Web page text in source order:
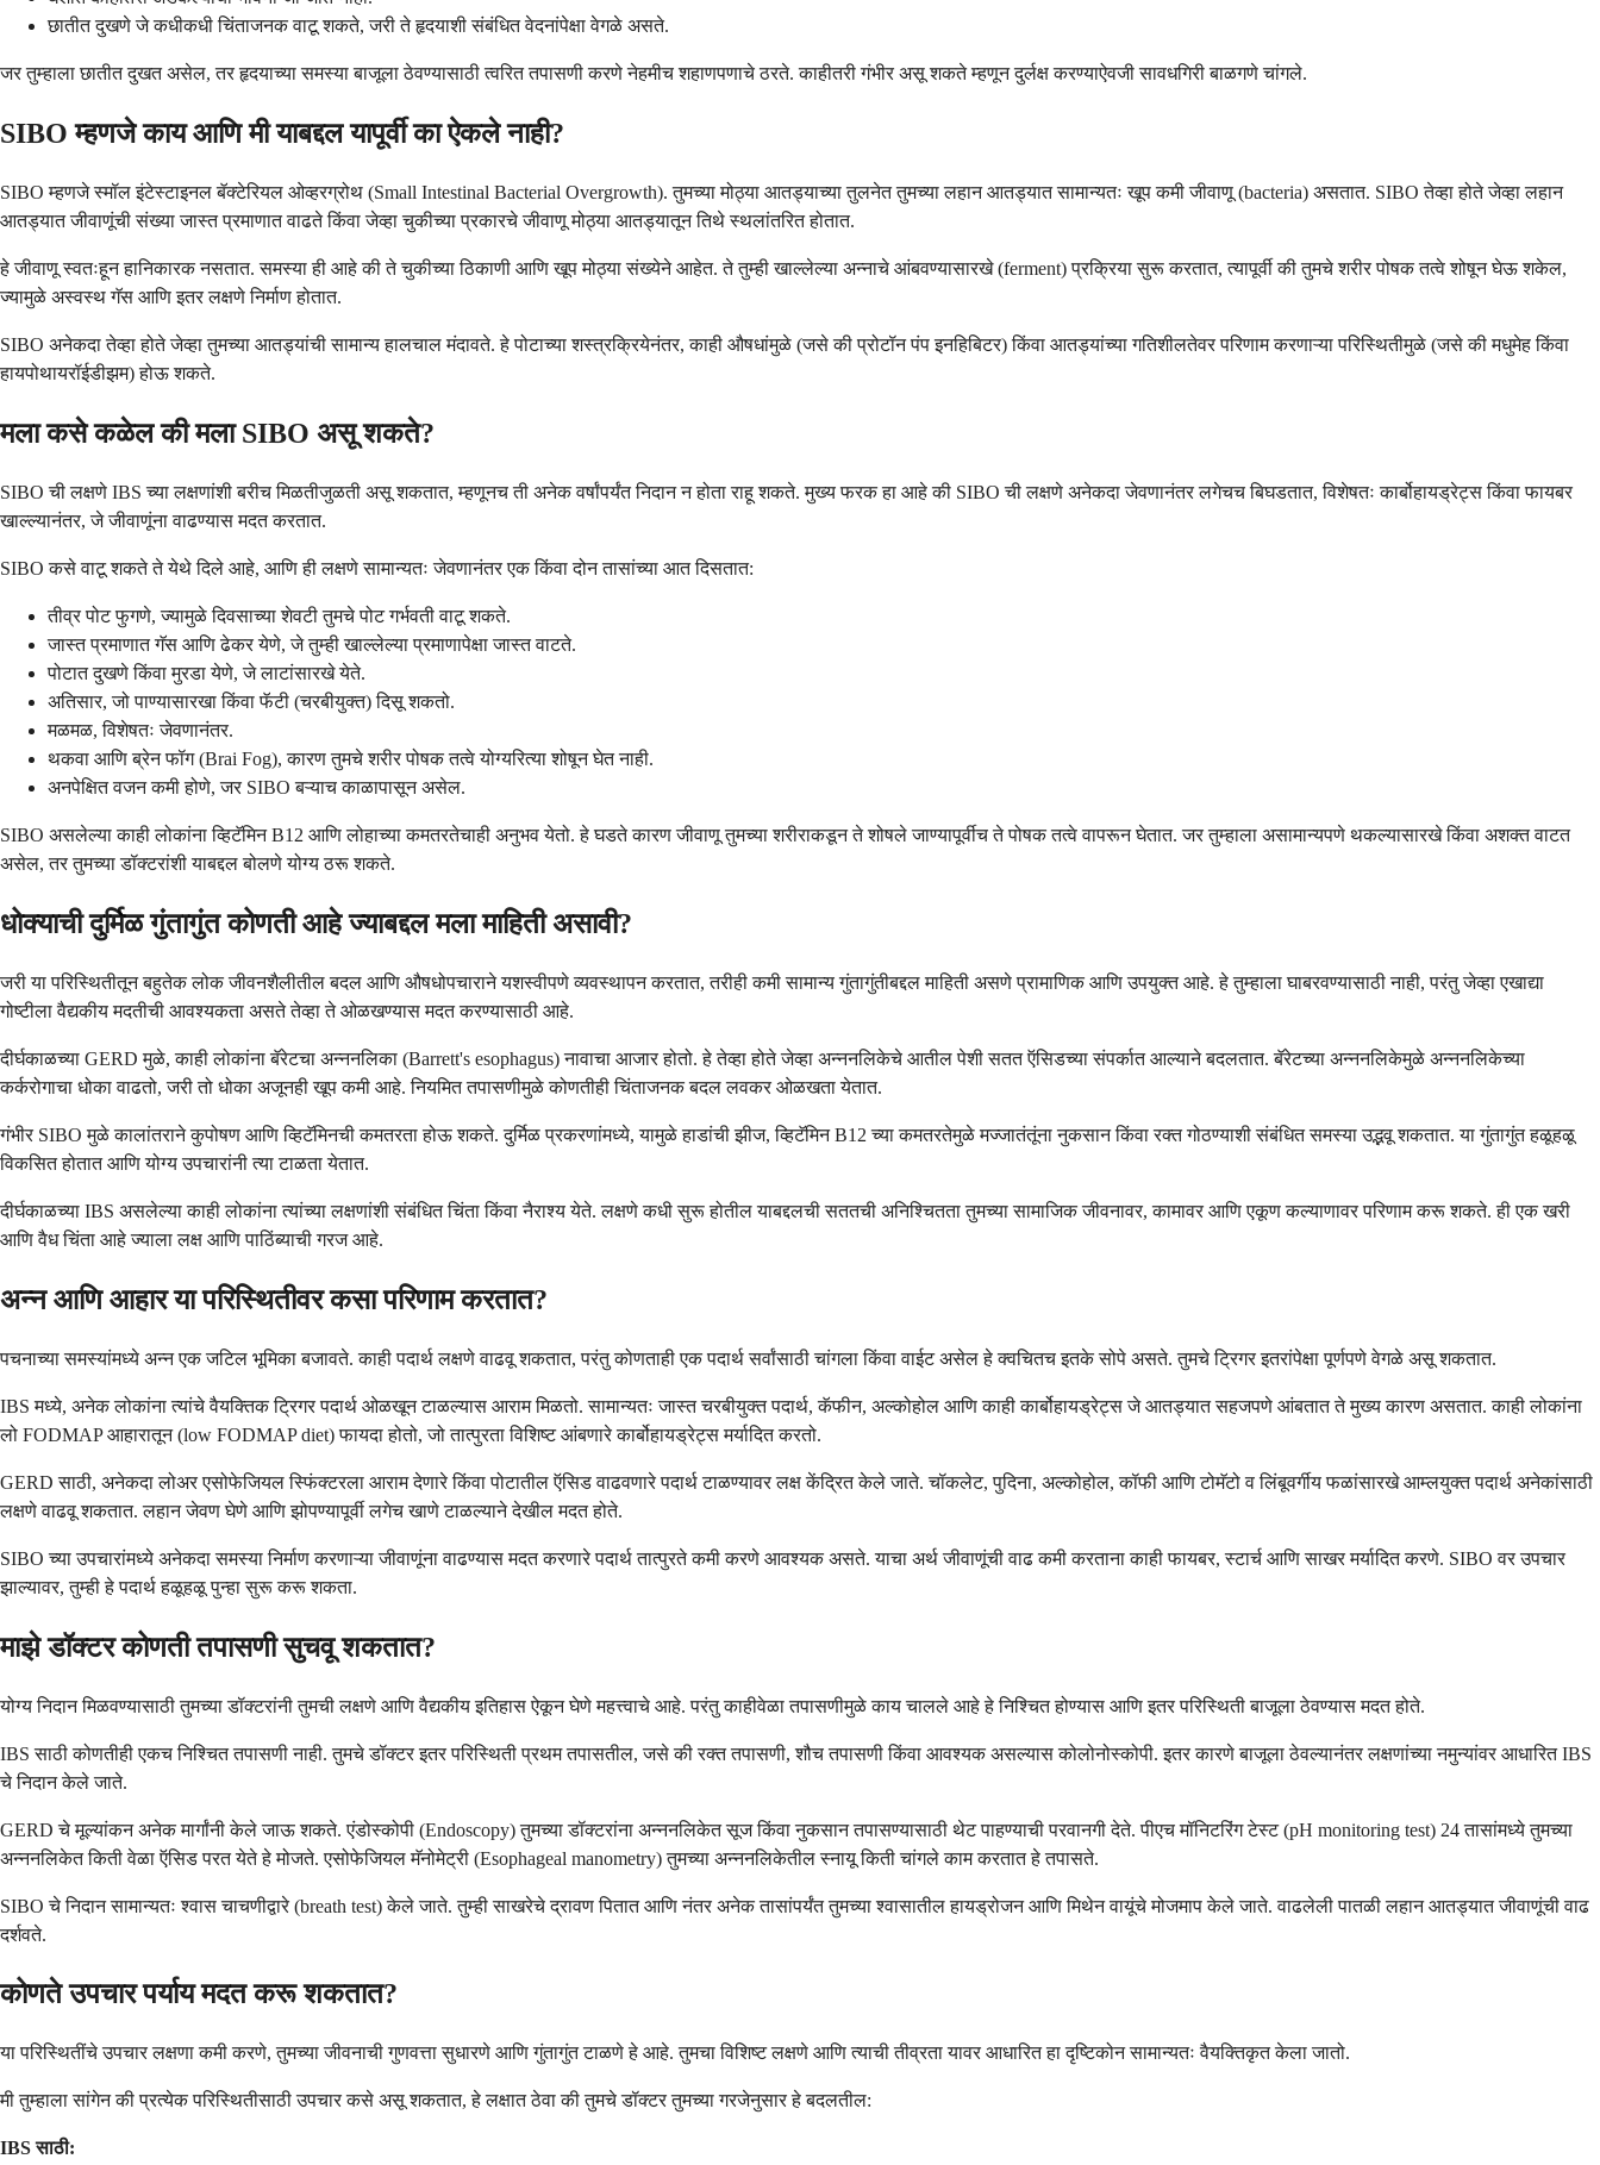
छातीत दुखणे जे कधीकधी चिंताजनक वाटू शकते, जरी ते हृदयाशी संबंधित वेदनांपेक्षा वेगळे असते.
जर तुम्हाला छातीत दुखत असेल, तर हृदयाच्या समस्या बाजूला ठेवण्यासाठी त्वरित तपासणी करणे नेहमीच शहाणपणाचे ठरते. काहीतरी गंभीर असू शकते म्हणून दुर्लक्ष करण्याऐवजी सावधगिरी बाळगणे चांगले.
SIBO म्हणजे काय आणि मी याबद्दल यापूर्वी का ऐकले नाही?
SIBO म्हणजे स्मॉल इंटेस्टाइनल बॅक्टेरियल ओव्हरग्रोथ (Small Intestinal Bacterial Overgrowth). तुमच्या मोठ्या आतड्याच्या तुलनेत तुमच्या लहान आतड्यात सामान्यतः खूप कमी जीवाणू (bacteria) असतात. SIBO तेव्हा होते जेव्हा लहान
आतड्यात जीवाणूंची संख्या जास्त प्रमाणात वाढते किंवा जेव्हा चुकीच्या प्रकारचे जीवाणू मोठ्या आतड्यातून तिथे स्थलांतरित होतात.
हे जीवाणू स्वतःहून हानिकारक नसतात. समस्या ही आहे की ते चुकीच्या ठिकाणी आणि खूप मोठ्या संख्येने आहेत. ते तुम्ही खाल्लेल्या अन्नाचे आंबवण्यासारखे (ferment) प्रक्रिया सुरू करतात, त्यापूर्वी की तुमचे शरीर पोषक तत्वे शोषून घेऊ शकेल,
ज्यामुळे अस्वस्थ गॅस आणि इतर लक्षणे निर्माण होतात.
SIBO अनेकदा तेव्हा होते जेव्हा तुमच्या आतड्यांची सामान्य हालचाल मंदावते. हे पोटाच्या शस्त्रक्रियेनंतर, काही औषधांमुळे (जसे की प्रोटॉन पंप इनहिबिटर) किंवा आतड्यांच्या गतिशीलतेवर परिणाम करणाऱ्या परिस्थितीमुळे (जसे की मधुमेह किंवा
हायपोथायरॉईडीझम) होऊ शकते.
मला कसे कळेल की मला SIBO असू शकते?
SIBO ची लक्षणे IBS च्या लक्षणांशी बरीच मिळतीजुळती असू शकतात, म्हणूनच ती अनेक वर्षांपर्यंत निदान न होता राहू शकते. मुख्य फरक हा आहे की SIBO ची लक्षणे अनेकदा जेवणानंतर लगेचच बिघडतात, विशेषतः कार्बोहायड्रेट्स किंवा फायबर
खाल्ल्यानंतर, जे जीवाणूंना वाढण्यास मदत करतात.
SIBO कसे वाटू शकते ते येथे दिले आहे, आणि ही लक्षणे सामान्यतः जेवणानंतर एक किंवा दोन तासांच्या आत दिसतात:
तीव्र पोट फुगणे, ज्यामुळे दिवसाच्या शेवटी तुमचे पोट गर्भवती वाटू शकते.
जास्त प्रमाणात गॅस आणि ढेकर येणे, जे तुम्ही खाल्लेल्या प्रमाणापेक्षा जास्त वाटते.
पोटात दुखणे किंवा मुरडा येणे, जे लाटांसारखे येते.
अतिसार, जो पाण्यासारखा किंवा फॅटी (चरबीयुक्त) दिसू शकतो.
मळमळ, विशेषतः जेवणानंतर.
थकवा आणि ब्रेन फॉग (Brai Fog), कारण तुमचे शरीर पोषक तत्वे योग्यरित्या शोषून घेत नाही.
अनपेक्षित वजन कमी होणे, जर SIBO बऱ्याच काळापासून असेल.
SIBO असलेल्या काही लोकांना व्हिटॅमिन B12 आणि लोहाच्या कमतरतेचाही अनुभव येतो. हे घडते कारण जीवाणू तुमच्या शरीराकडून ते शोषले जाण्यापूर्वीच ते पोषक तत्वे वापरून घेतात. जर तुम्हाला असामान्यपणे थकल्यासारखे किंवा अशक्त वाटत
असेल, तर तुमच्या डॉक्टरांशी याबद्दल बोलणे योग्य ठरू शकते.
धोक्याची दुर्मिळ गुंतागुंत कोणती आहे ज्याबद्दल मला माहिती असावी?
जरी या परिस्थितीतून बहुतेक लोक जीवनशैलीतील बदल आणि औषधोपचाराने यशस्वीपणे व्यवस्थापन करतात, तरीही कमी सामान्य गुंतागुंतीबद्दल माहिती असणे प्रामाणिक आणि उपयुक्त आहे. हे तुम्हाला घाबरवण्यासाठी नाही, परंतु जेव्हा एखाद्या
गोष्टीला वैद्यकीय मदतीची आवश्यकता असते तेव्हा ते ओळखण्यास मदत करण्यासाठी आहे.
दीर्घकाळच्या GERD मुळे, काही लोकांना बॅरेटचा अन्ननलिका (Barrett's esophagus) नावाचा आजार होतो. हे तेव्हा होते जेव्हा अन्ननलिकेचे आतील पेशी सतत ऍसिडच्या संपर्कात आल्याने बदलतात. बॅरेटच्या अन्ननलिकेमुळे अन्ननलिकेच्या
कर्करोगाचा धोका वाढतो, जरी तो धोका अजूनही खूप कमी आहे. नियमित तपासणीमुळे कोणतीही चिंताजनक बदल लवकर ओळखता येतात.
गंभीर SIBO मुळे कालांतराने कुपोषण आणि व्हिटॅमिनची कमतरता होऊ शकते. दुर्मिळ प्रकरणांमध्ये, यामुळे हाडांची झीज, व्हिटॅमिन B12 च्या कमतरतेमुळे मज्जातंतूंना नुकसान किंवा रक्त गोठण्याशी संबंधित समस्या उद्भवू शकतात. या गुंतागुंत हळूहळू
विकसित होतात आणि योग्य उपचारांनी त्या टाळता येतात.
दीर्घकाळच्या IBS असलेल्या काही लोकांना त्यांच्या लक्षणांशी संबंधित चिंता किंवा नैराश्य येते. लक्षणे कधी सुरू होतील याबद्दलची सततची अनिश्चितता तुमच्या सामाजिक जीवनावर, कामावर आणि एकूण कल्याणावर परिणाम करू शकते. ही एक खरी
आणि वैध चिंता आहे ज्याला लक्ष आणि पाठिंब्याची गरज आहे.
अन्न आणि आहार या परिस्थितीवर कसा परिणाम करतात?
पचनाच्या समस्यांमध्ये अन्न एक जटिल भूमिका बजावते. काही पदार्थ लक्षणे वाढवू शकतात, परंतु कोणताही एक पदार्थ सर्वांसाठी चांगला किंवा वाईट असेल हे क्वचितच इतके सोपे असते. तुमचे ट्रिगर इतरांपेक्षा पूर्णपणे वेगळे असू शकतात.
IBS मध्ये, अनेक लोकांना त्यांचे वैयक्तिक ट्रिगर पदार्थ ओळखून टाळल्यास आराम मिळतो. सामान्यतः जास्त चरबीयुक्त पदार्थ, कॅफीन, अल्कोहोल आणि काही कार्बोहायड्रेट्स जे आतड्यात सहजपणे आंबतात ते मुख्य कारण असतात. काही लोकांना
लो FODMAP आहारातून (low FODMAP diet) फायदा होतो, जो तात्पुरता विशिष्ट आंबणारे कार्बोहायड्रेट्स मर्यादित करतो.
GERD साठी, अनेकदा लोअर एसोफेजियल स्फिंक्टरला आराम देणारे किंवा पोटातील ऍसिड वाढवणारे पदार्थ टाळण्यावर लक्ष केंद्रित केले जाते. चॉकलेट, पुदिना, अल्कोहोल, कॉफी आणि टोमॅटो व लिंबूवर्गीय फळांसारखे आम्लयुक्त पदार्थ अनेकांसाठी
लक्षणे वाढवू शकतात. लहान जेवण घेणे आणि झोपण्यापूर्वी लगेच खाणे टाळल्याने देखील मदत होते.
SIBO च्या उपचारांमध्ये अनेकदा समस्या निर्माण करणाऱ्या जीवाणूंना वाढण्यास मदत करणारे पदार्थ तात्पुरते कमी करणे आवश्यक असते. याचा अर्थ जीवाणूंची वाढ कमी करताना काही फायबर, स्टार्च आणि साखर मर्यादित करणे. SIBO वर उपचार
झाल्यावर, तुम्ही हे पदार्थ हळूहळू पुन्हा सुरू करू शकता.
माझे डॉक्टर कोणती तपासणी सुचवू शकतात?
योग्य निदान मिळवण्यासाठी तुमच्या डॉक्टरांनी तुमची लक्षणे आणि वैद्यकीय इतिहास ऐकून घेणे महत्त्वाचे आहे. परंतु काहीवेळा तपासणीमुळे काय चालले आहे हे निश्चित होण्यास आणि इतर परिस्थिती बाजूला ठेवण्यास मदत होते.
IBS साठी कोणतीही एकच निश्चित तपासणी नाही. तुमचे डॉक्टर इतर परिस्थिती प्रथम तपासतील, जसे की रक्त तपासणी, शौच तपासणी किंवा आवश्यक असल्यास कोलोनोस्कोपी. इतर कारणे बाजूला ठेवल्यानंतर लक्षणांच्या नमुन्यांवर आधारित IBS
चे निदान केले जाते.
GERD चे मूल्यांकन अनेक मार्गांनी केले जाऊ शकते. एंडोस्कोपी (Endoscopy) तुमच्या डॉक्टरांना अन्ननलिकेत सूज किंवा नुकसान तपासण्यासाठी थेट पाहण्याची परवानगी देते. पीएच मॉनिटरिंग टेस्ट (pH monitoring test) 24 तासांमध्ये तुमच्या
अन्ननलिकेत किती वेळा ऍसिड परत येते हे मोजते. एसोफेजियल मॅनोमेट्री (Esophageal manometry) तुमच्या अन्ननलिकेतील स्नायू किती चांगले काम करतात हे तपासते.
SIBO चे निदान सामान्यतः श्वास चाचणीद्वारे (breath test) केले जाते. तुम्ही साखरेचे द्रावण पितात आणि नंतर अनेक तासांपर्यंत तुमच्या श्वासातील हायड्रोजन आणि मिथेन वायूंचे मोजमाप केले जाते. वाढलेली पातळी लहान आतड्यात जीवाणूंची वाढ
दर्शवते.
कोणते उपचार पर्याय मदत करू शकतात?
या परिस्थितींचे उपचार लक्षणा कमी करणे, तुमच्या जीवनाची गुणवत्ता सुधारणे आणि गुंतागुंत टाळणे हे आहे. तुमचा विशिष्ट लक्षणे आणि त्याची तीव्रता यावर आधारित हा दृष्टिकोन सामान्यतः वैयक्तिकृत केला जातो.
मी तुम्हाला सांगेन की प्रत्येक परिस्थितीसाठी उपचार कसे असू शकतात, हे लक्षात ठेवा की तुमचे डॉक्टर तुमच्या गरजेनुसार हे बदलतील:
IBS साठी: